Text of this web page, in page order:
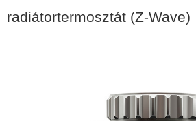
radiátortermosztát (Z-Wave)